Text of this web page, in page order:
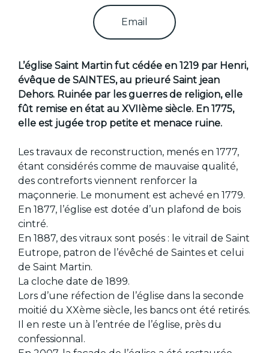
Email
L’église Saint Martin fut cédée en 1219 par Henri,
évêque de SAINTES, au prieuré Saint jean
Dehors. Ruinée par les guerres de religion, elle
fût remise en état au XVIIème siècle. En 1775,
elle est jugée trop petite et menace ruine.
Les travaux de reconstruction, menés en 1777,
étant considérés comme de mauvaise qualité,
des contreforts viennent renforcer la
maçonnerie. Le monument est achevé en 1779.
En 1877, l’église est dotée d’un plafond de bois
cintré.
En 1887, des vitraux sont posés : le vitrail de Saint
Eutrope, patron de l’évêché de Saintes et celui
de Saint Martin.
La cloche date de 1899.
Lors d’une réfection de l’église dans la seconde
moitié du XXème siècle, les bancs ont été retirés.
Il en reste un à l’entrée de l’église, près du
confessionnal.